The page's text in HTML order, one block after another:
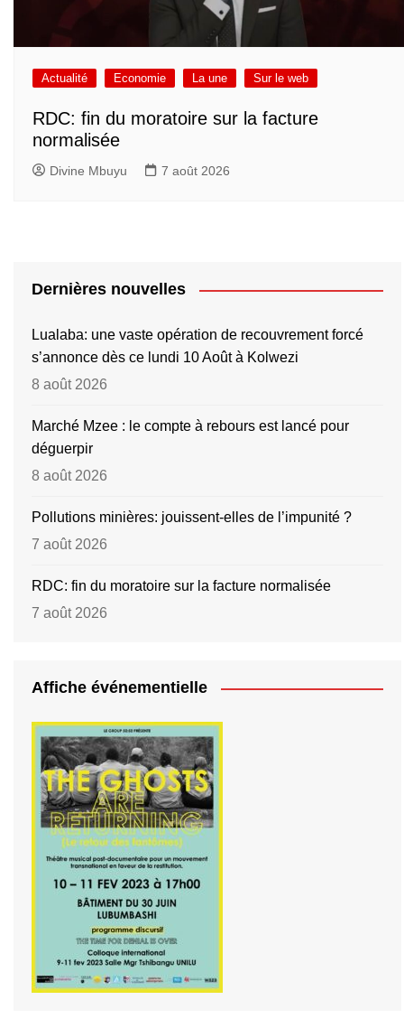
Actualité Economie La une Sur le web
RDC: fin du moratoire sur la facture
normalisée
Divine Mbuyu 7 août 2026
Dernières nouvelles
Lualaba: une vaste opération de recouvrement forcé
s’annonce dès ce lundi 10 Août à Kolwezi
8 août 2026
Marché Mzee : le compte à rebours est lancé pour
déguerpir
8 août 2026
Pollutions minières: jouissent-elles de l’impunité ?
7 août 2026
RDC: fin du moratoire sur la facture normalisée
7 août 2026
Affiche événementielle